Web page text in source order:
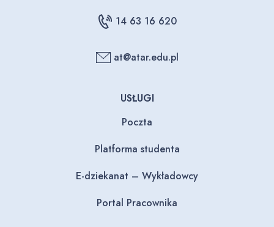
14 63 16 620
at@atar.edu.pl
USŁUGI
Poczta
Platforma studenta
E-dziekanat – Wykładowcy
Portal Pracownika